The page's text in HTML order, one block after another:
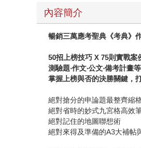
內容簡介
暢銷三萬應考聖典《考典》
50招上榜技巧 X 75則實戰案
測驗題‧作文‧公文‧備考計畫
掌握上榜與否的決勝關鍵，
絕對搶分的申論題最整齊縮
絕對省時的妙式九宮格高效
絕對記住的地圖聯想術
絕對來得及準備的A3大補